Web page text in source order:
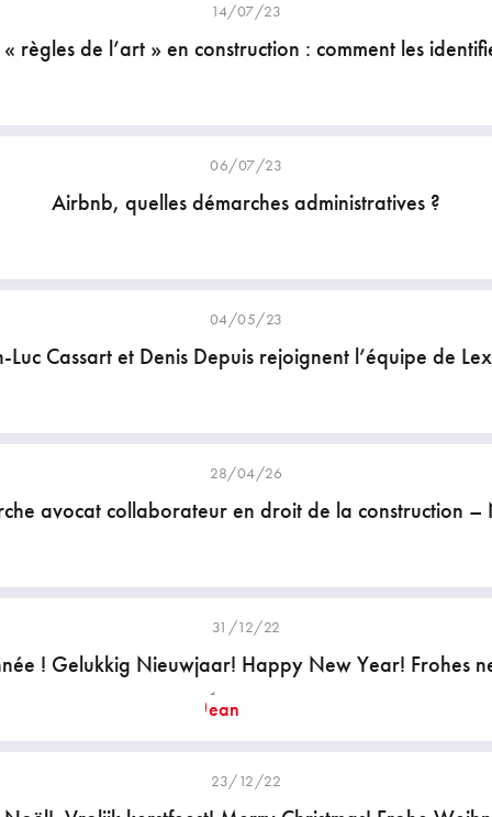
14/07/23
« règles de l’art » en construction : comment les
06/07/23
Airbnb, quelles démarches administratives ?
04/05/23
Luc Cassart et Denis Depuis rejoignent l’équipe de
28/04/26
avocat collaborateur en droit de la construction –
31/12/22
! Gelukkig Nieuwjaar! Happy New Year! Frohes
23/12/22